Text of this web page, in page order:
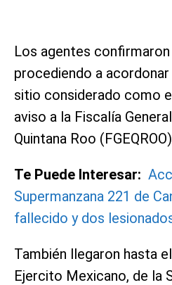
Los agentes
procediendo a
sitio considerado como
aviso a la Fiscalía
Quintana Roo
Te Puede Interesar:
Supermanzana 221 de
fallecido y dos
También llegaron hasta
Ejercito Mexicano, de la